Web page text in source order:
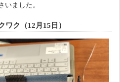
いました。
ワク（12月15日）